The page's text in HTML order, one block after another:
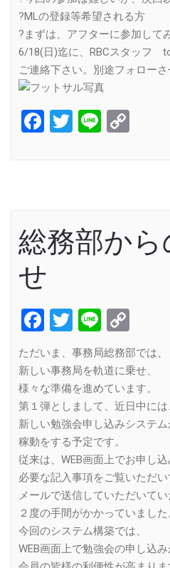
?MLの登録等希望される方
?まずは、アフターに参加して
6/18(日)迄に、RBCスタッフ
ご連絡下さい。別途フォローさ
Facebook
Twitter
Line
総務部から
せ
Facebook
Twitter
Line
Link
ただいま、事務局総務部では、
新しい事務局を軌道に乗せ、
様々な準備を進めています。
第１弾としまして、近日中には
新しい勉強会申し込みシステ
稼動をする予定です。
従来は、WEB画面上でお申し込
必要な記入事項をご覧いただい
メールで送信していただいてい
２度の手間がかかっていました
今回のシステム構築では、
WEB画面上で勉強会の申し込み